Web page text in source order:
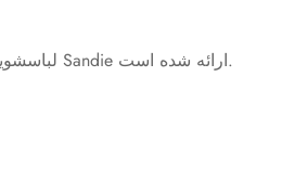
لباسشویی دوقلو با خشک کن با کیفیت بالا توسط سازنده چینی Sandie ارائه شده است.